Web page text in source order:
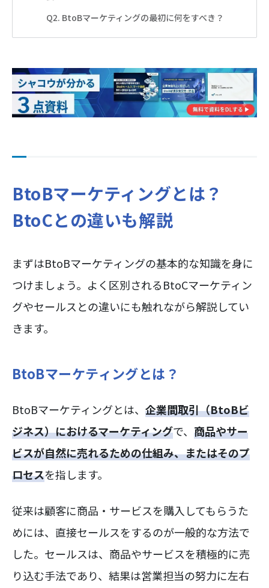
Q2. BtoBマーケティングの最初に何をすべき？
BtoBマーケティングとは？
BtoCとの違いも解説
まずはBtoBマーケティングの基本的な知識を身に
つけましょう。よく区別されるBtoCマーケティン
グやセールスとの違いにも触れながら解説してい
きます。
BtoBマーケティングとは？
BtoBマーケティングとは、 企業間取引（BtoBビ
ジネス）におけるマーケティングで、 商品やサー
ビスが自然に売れるための仕組み、またはそのプ
ロセスを指します。
従来は顧客に商品・サービスを購入してもらうた
めには、直接セールスをするのが一般的な方法で
した。セールスは、商品やサービスを積極的に売
り込む手法であり、結果は営業担当の努力に左右